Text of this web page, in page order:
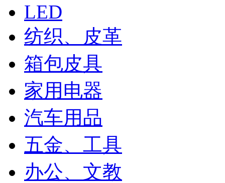
LED
纺织、皮革
箱包皮具
家用电器
汽车用品
五金、工具
办公、文教